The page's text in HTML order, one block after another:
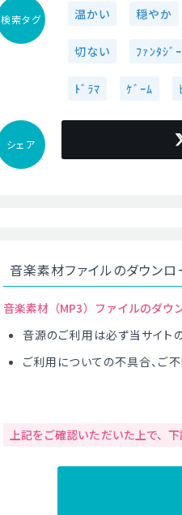
検索タグ 温かい 穏やか
切ない ﾌｧﾝﾀｼﾞｰ
ﾄﾞﾗﾏ ｹﾞｰﾑ
シェア
音楽素材ファイルのダウン
音楽素材（MP3）ファイルのダウ
音源のご利用は必ず当サイト
ご利用についての不具合、ご
上記をご確認いただいた上で、